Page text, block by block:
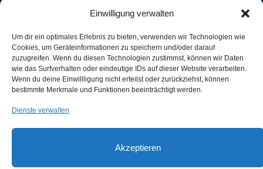
Einwilligung verwalten
Um dir ein optimales Erlebnis zu bieten, verwenden wir Technologien wie
Cookies, um Geräteinformationen zu speichern und/oder darauf
zuzugreifen. Wenn du diesen Technologien zustimmst, können wir Daten
wie das Surfverhalten oder eindeutige IDs auf dieser Website verarbeiten.
Wenn du deine Einwillligung nicht erteilst oder zurückziehst, können
bestimmte Merkmale und Funktionen beeinträchtigt werden.
Dienste verwalten
Akzeptieren
LandesSportBund Sachsen-Anhalt
Schneebericht Harz
Webcam LLZ Sonnenberg
ANMELDEN
Kommentar-Feed